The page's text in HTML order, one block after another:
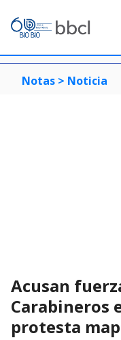
Notas > Noticia
Acusan
Carabineros
protesta